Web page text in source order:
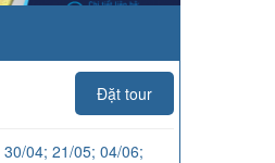
Đặt tour
30/04; 21/05; 04/06;